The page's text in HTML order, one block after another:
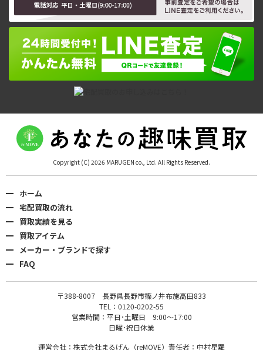
Copyright (C) 2026 MARUGEN co., Ltd. All Rights Reserved.
ホーム
宅配買取の流れ
買取実績を見る
買取アイテム
メーカー・ブランドで探す
FAQ
〒388-8007 長野県長野市篠ノ井布施高田833
TEL：0120-0202-55
営業時間：平日･土曜日 9:00〜17:00
日曜･祝日休業
運営会社：株式会社まるげん（reMOVE）責任者：中村星羅